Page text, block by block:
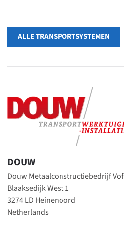
ALLE TRANSPORTSYSTEMEN
DOUW
Douw Metaalconstructiebedrijf Vof
Blaaksedijk West 1
3274 LD Heinenoord
Netherlands